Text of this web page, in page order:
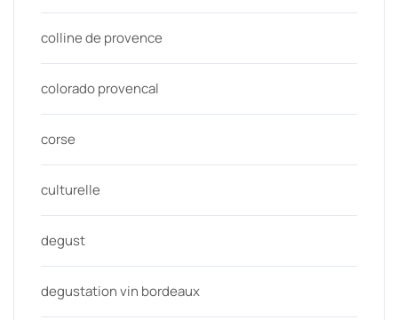
colline de provence
colorado provencal
corse
culturelle
degust
degustation vin bordeaux